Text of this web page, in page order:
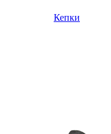
Кепки